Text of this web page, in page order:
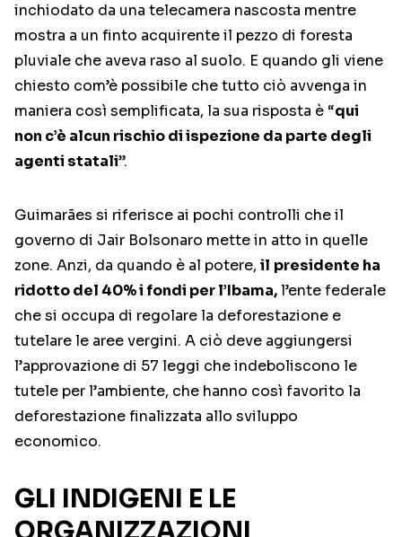
inchiodato da una telecamera nascosta mentre
mostra a un finto acquirente il pezzo di foresta
pluviale che aveva raso al suolo. E quando gli viene
chiesto com’è possibile che tutto ciò avvenga in
maniera così semplificata, la sua risposta è “qui
non c’è alcun rischio di ispezione da parte degli
agenti statali”.
Guimarães si riferisce ai pochi controlli che il
governo di Jair Bolsonaro mette in atto in quelle
zone. Anzi, da quando è al potere, il presidente ha
ridotto del 40% i fondi per l’Ibama,l’ente federale
che si occupa di regolare la deforestazione e
tutelare le aree vergini. A ciò deve aggiungersi
l’approvazione di 57 leggi che indeboliscono le
tutele per l’ambiente, che hanno così favorito la
deforestazione finalizzata allo sviluppo
economico.
GLI INDIGENI E LE